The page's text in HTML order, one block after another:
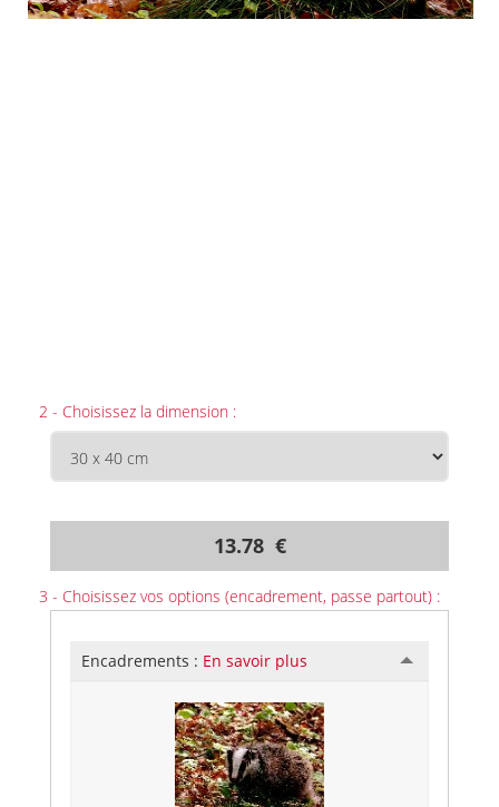
2 - Choisissez la dimension :
13.78 €
3 - Choisissez vos options (encadrement, passe partout) :
Encadrements : En savoir plus